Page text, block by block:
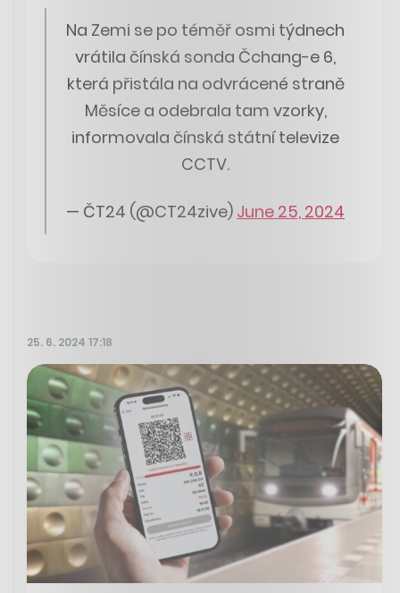
Na Zemi se po téměř osmi týdnech
vrátila čínská sonda Čchang-e 6,
která přistála na odvrácené straně
Měsíce a odebrala tam vzorky,
informovala čínská státní televize
CCTV.
— ČT24 (@CT24zive) June 25, 2024
25. 6. 2024 17:18